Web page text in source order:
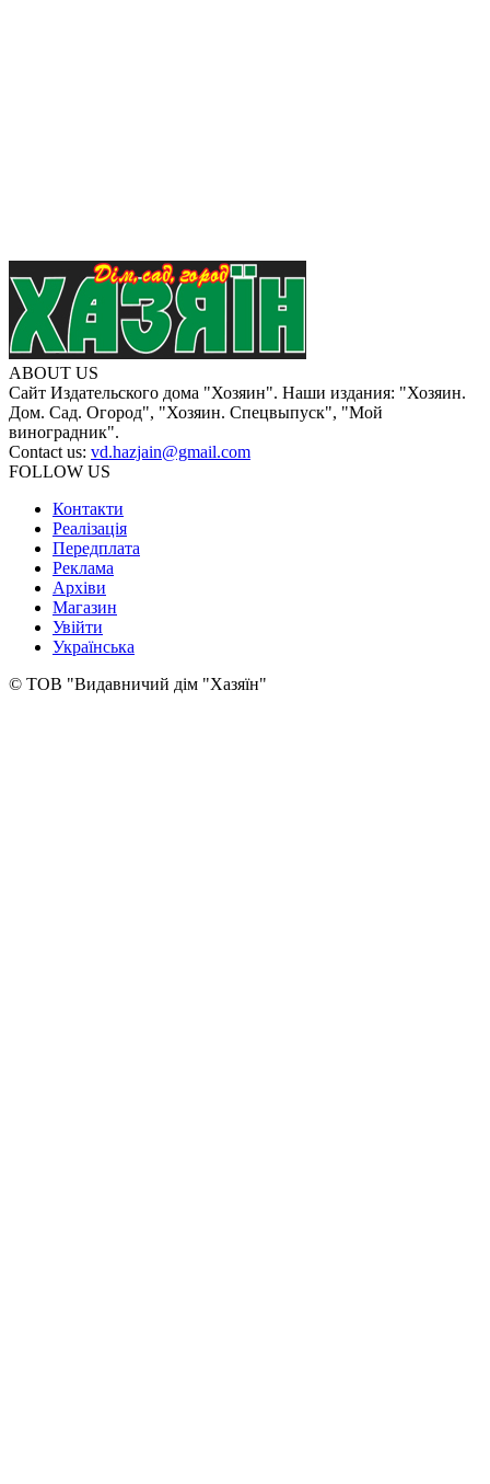
ABOUT US
Сайт Издательского дома "Хозяин". Наши издания: "Хозяин.
Дом. Сад. Огород", "Хозяин. Спецвыпуск", "Мой
виноградник".
Contact us: vd.hazjain@gmail.com
FOLLOW US
Контакти
Реалізація
Передплата
Реклама
Архіви
Магазин
Увійти
Українська
© ТОВ "Видавничий дім "Хазяїн"